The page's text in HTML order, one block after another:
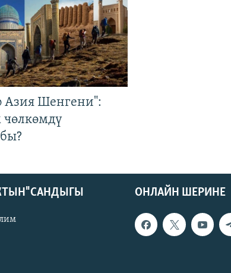
Азия Шенгени":
чөлкөмдү
ОНЛАЙН ШЕРИНЕ
САНДЫГЫ